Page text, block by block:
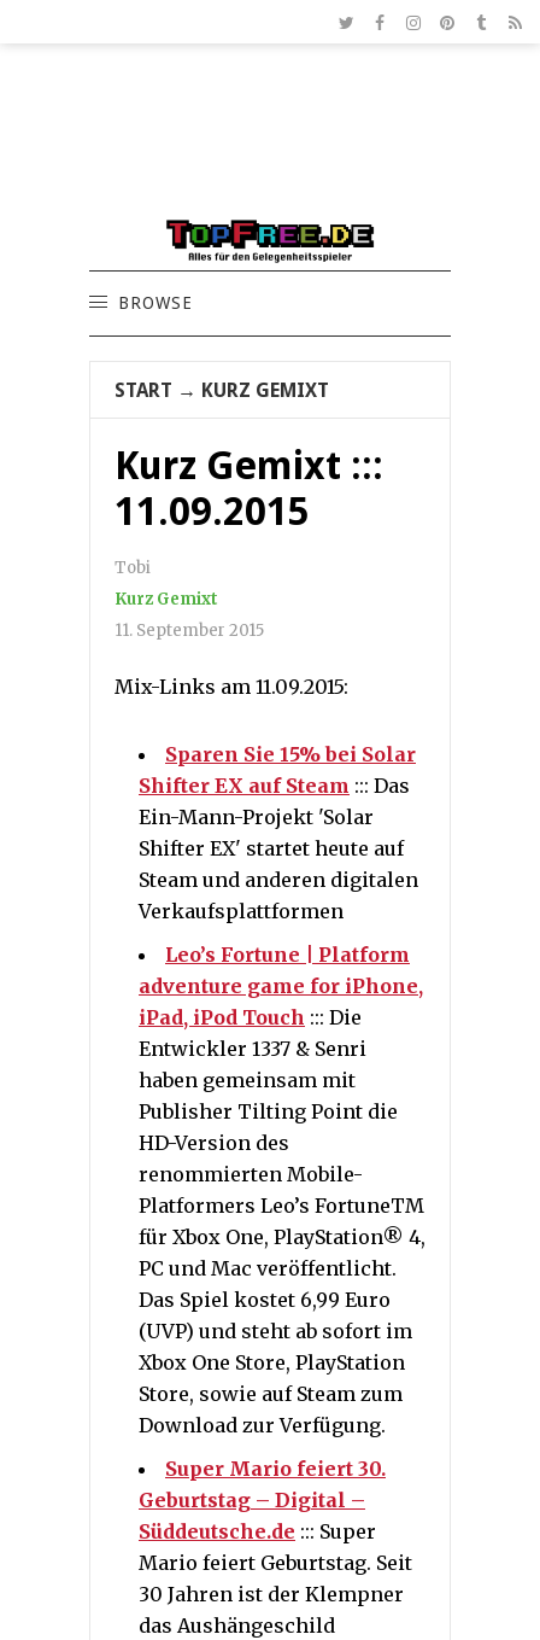
BROWSE
START → KURZ GEMIXT
Kurz Gemixt :::
11.09.2015
Tobi
Kurz Gemixt
11. September 2015
Mix-Links am 11.09.2015:
Sparen Sie 15% bei Solar
Shifter EX auf Steam ::: Das
Ein-Mann-Projekt 'Solar
Shifter EX' startet heute auf
Steam und anderen digitalen
Verkaufsplattformen
Leo’s Fortune | Platform
adventure game for iPhone,
iPad, iPod Touch ::: Die
Entwickler 1337 & Senri
haben gemeinsam mit
Publisher Tilting Point die
HD-Version des
renommierten Mobile-
Platformers Leo’s FortuneTM
für Xbox One, PlayStation® 4,
PC und Mac veröffentlicht.
Das Spiel kostet 6,99 Euro
(UVP) und steht ab sofort im
Xbox One Store, PlayStation
Store, sowie auf Steam zum
Download zur Verfügung.
Super Mario feiert 30.
Geburtstag – Digital –
Süddeutsche.de ::: Super
Mario feiert Geburtstag. Seit
30 Jahren ist der Klempner
das Aushängeschild